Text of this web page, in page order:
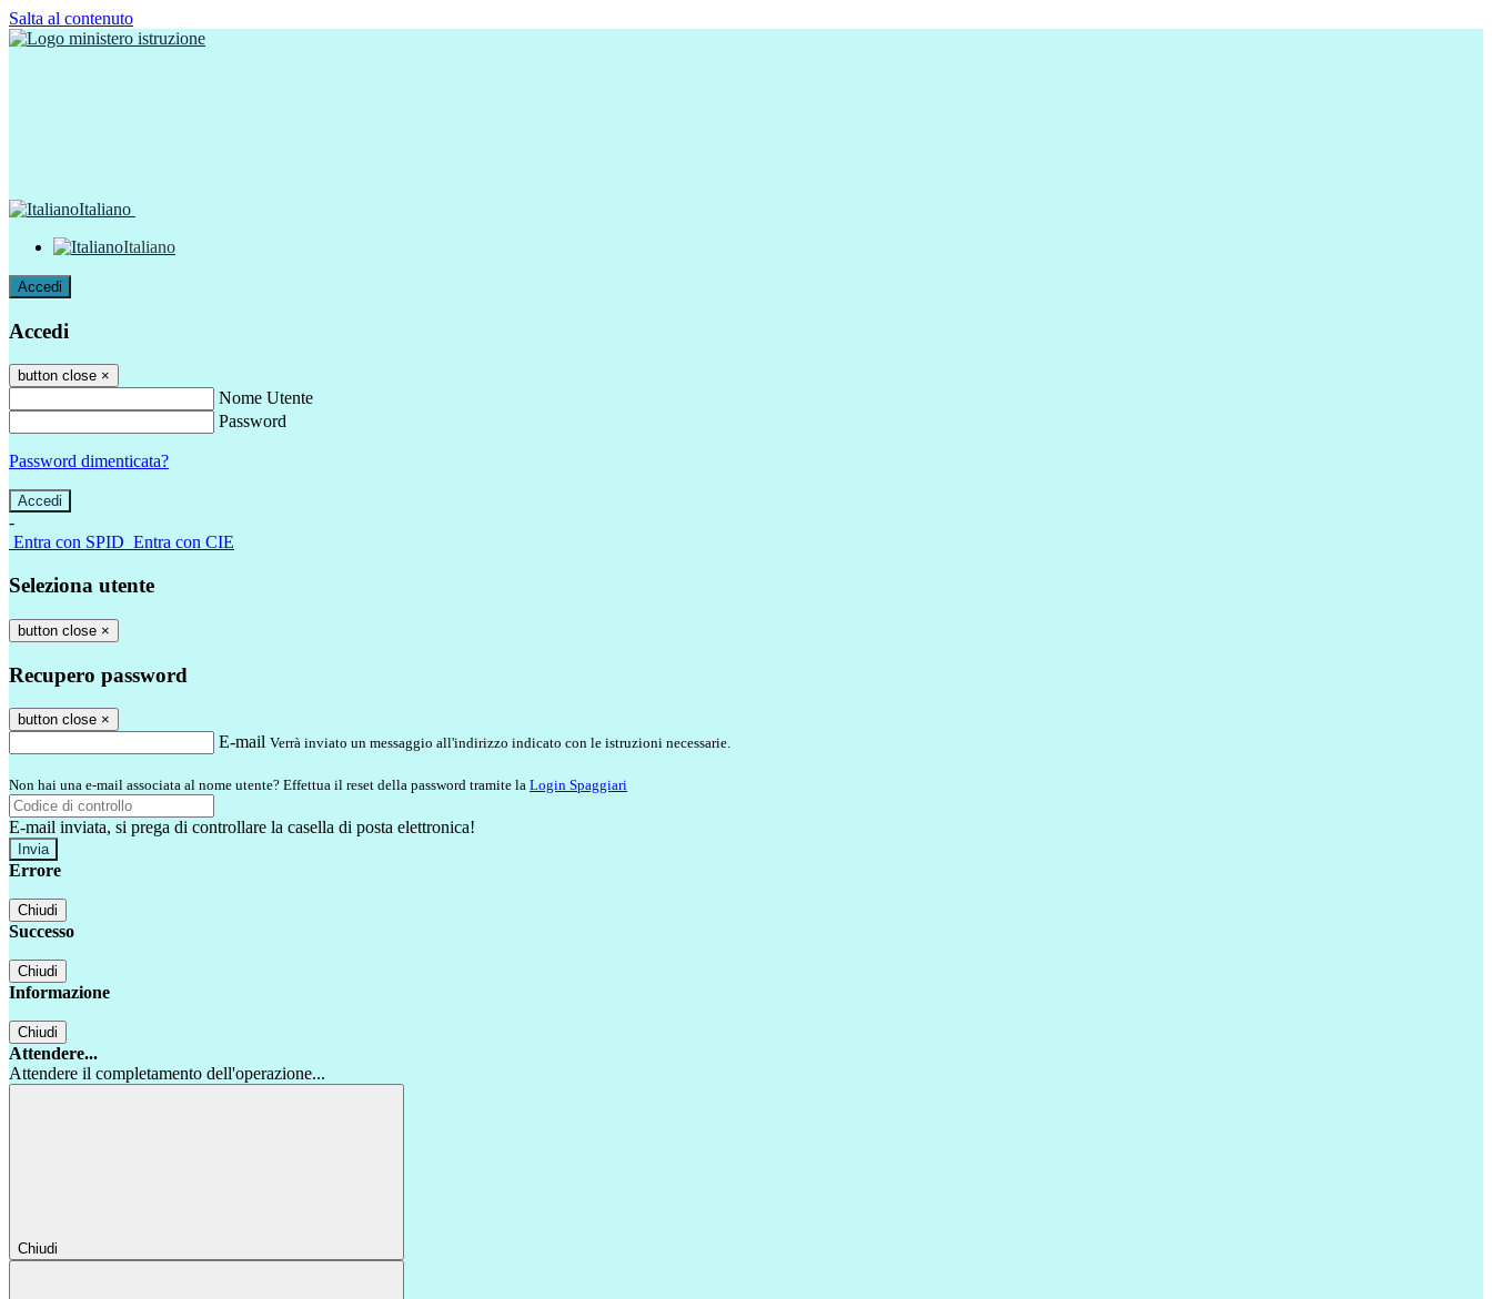
Salta al contenuto
Italiano
Italiano
Accedi
Accedi
button close ×
Nome Utente
Password
Password dimenticata?
-
Entra con SPID Entra con CIE
Seleziona utente
button close ×
Recupero password
button close ×
E-mail Verrà inviato un messaggio all'indirizzo indicato con le istruzioni necessarie.
Non hai una e-mail associata al nome utente? Effettua il reset della password tramite la Login Spaggiari
E-mail inviata, si prega di controllare la casella di posta elettronica!
Errore
Chiudi
Successo
Chiudi
Informazione
Chiudi
Attendere...
Attendere il completamento dell'operazione...
Chiudi